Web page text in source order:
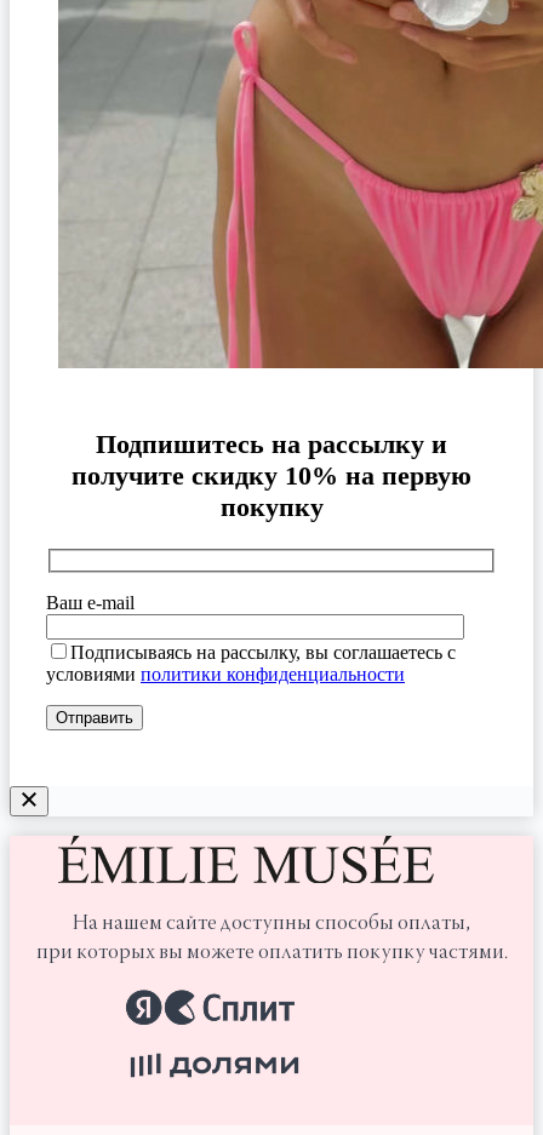
Подпишитесь на рассылку и
получите скидку 10% на первую
покупку
Ваш e-mail
Подписываясь на рассылку, вы соглашаетесь с
условиями политики конфиденциальности
На нашем сайте доступны способы оплаты,
при которых вы можете оплатить покупку частями.